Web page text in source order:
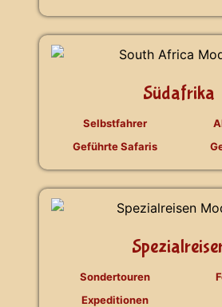
Südafrika
Selbstfahrer
Geführte Safaris
Sondertouren
Expeditionen